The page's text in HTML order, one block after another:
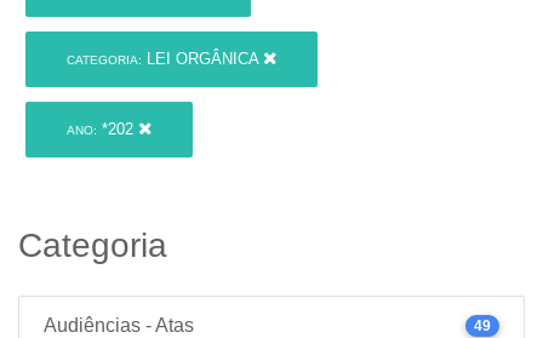
CATEGORIA: LEI ORGÂNICA
ANO: *202
Categoria
Audiências - Atas 49